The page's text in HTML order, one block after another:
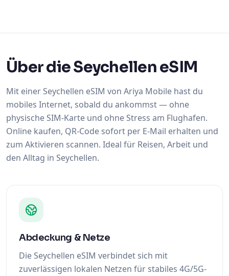
Über die Seychellen eSIM
Mit einer Seychellen eSIM von Ariya Mobile hast du
mobiles Internet, sobald du ankommst — ohne
physische SIM-Karte und ohne Stress am Flughafen.
Online kaufen, QR-Code sofort per E-Mail erhalten und
zum Aktivieren scannen. Ideal für Reisen, Arbeit und
den Alltag in Seychellen.
Abdeckung & Netze
Die Seychellen eSIM verbindet sich mit
zuverlässigen lokalen Netzen für stabiles 4G/5G-